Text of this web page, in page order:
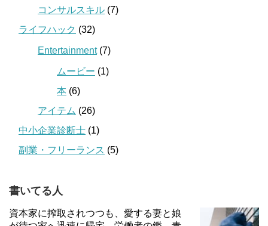
コンサルスキル (7)
ライフハック (32)
Entertainment(7)
ムービー (1)
本 (6)
アイテム (26)
中小企業診断士 (1)
副業・フリーランス (5)
書いてる人
資本家に搾取されつつも、愛する妻と娘